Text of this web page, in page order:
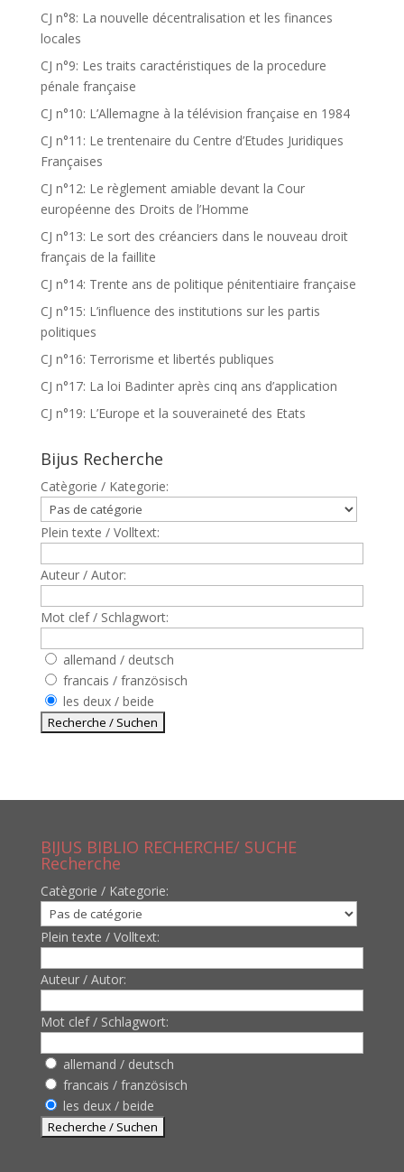
CJ n°8: La nouvelle décentralisation et les finances
locales
CJ n°9: Les traits caractéristiques de la procedure
pénale française
CJ n°10: L’Allemagne à la télévision française en 1984
CJ n°11: Le trentenaire du Centre d’Etudes Juridiques
Françaises
CJ n°12: Le règlement amiable devant la Cour
européenne des Droits de l’Homme
CJ n°13: Le sort des créanciers dans le nouveau droit
français de la faillite
CJ n°14: Trente ans de politique pénitentiaire française
CJ n°15: L’influence des institutions sur les partis
politiques
CJ n°16: Terrorisme et libertés publiques
CJ n°17: La loi Badinter après cinq ans d’application
CJ n°19: L’Europe et la souveraineté des Etats
Bijus Recherche
Catègorie / Kategorie:
Plein texte / Volltext:
Auteur / Autor:
Mot clef / Schlagwort:
allemand / deutsch
francais / französisch
les deux / beide
BIJUS BIBLIO RECHERCHE/ SUCHE
Recherche
Catègorie / Kategorie:
Plein texte / Volltext:
Auteur / Autor:
Mot clef / Schlagwort:
allemand / deutsch
francais / französisch
les deux / beide